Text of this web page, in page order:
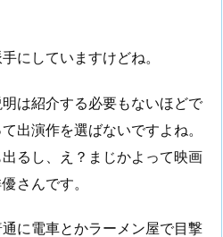
にしていますけどね。
は紹介する必要もないほどで
出演作を選ばないですよね。
るし、え？まじかよって映画
さんです。
に電車とかラーメン屋で目撃